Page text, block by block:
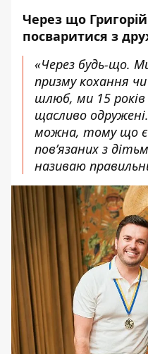
Через що
посваритися з
«Через будь-що.
призму кохання
шлюб, ми 15 років
щасливо
можна, тому що є
пов’язаних з
називаю